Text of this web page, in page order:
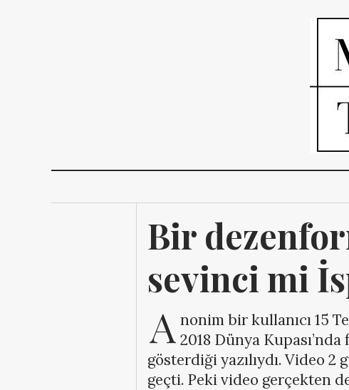
Bir
sevinci mi
A nonim bir kullanıcı 15
2018 Dünya
gösterdiği yazılıydı. Video 2
geçti. Peki video gerçekten